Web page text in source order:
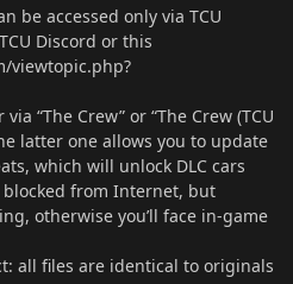
be accessed only via TCU
Discord or this
viewtopic.php?
“The Crew” or “The Crew (TCU
latter one allows you to update
which will unlock DLC cars
blocked from Internet, but
otherwise you’ll face in-game
all files are identical to originals